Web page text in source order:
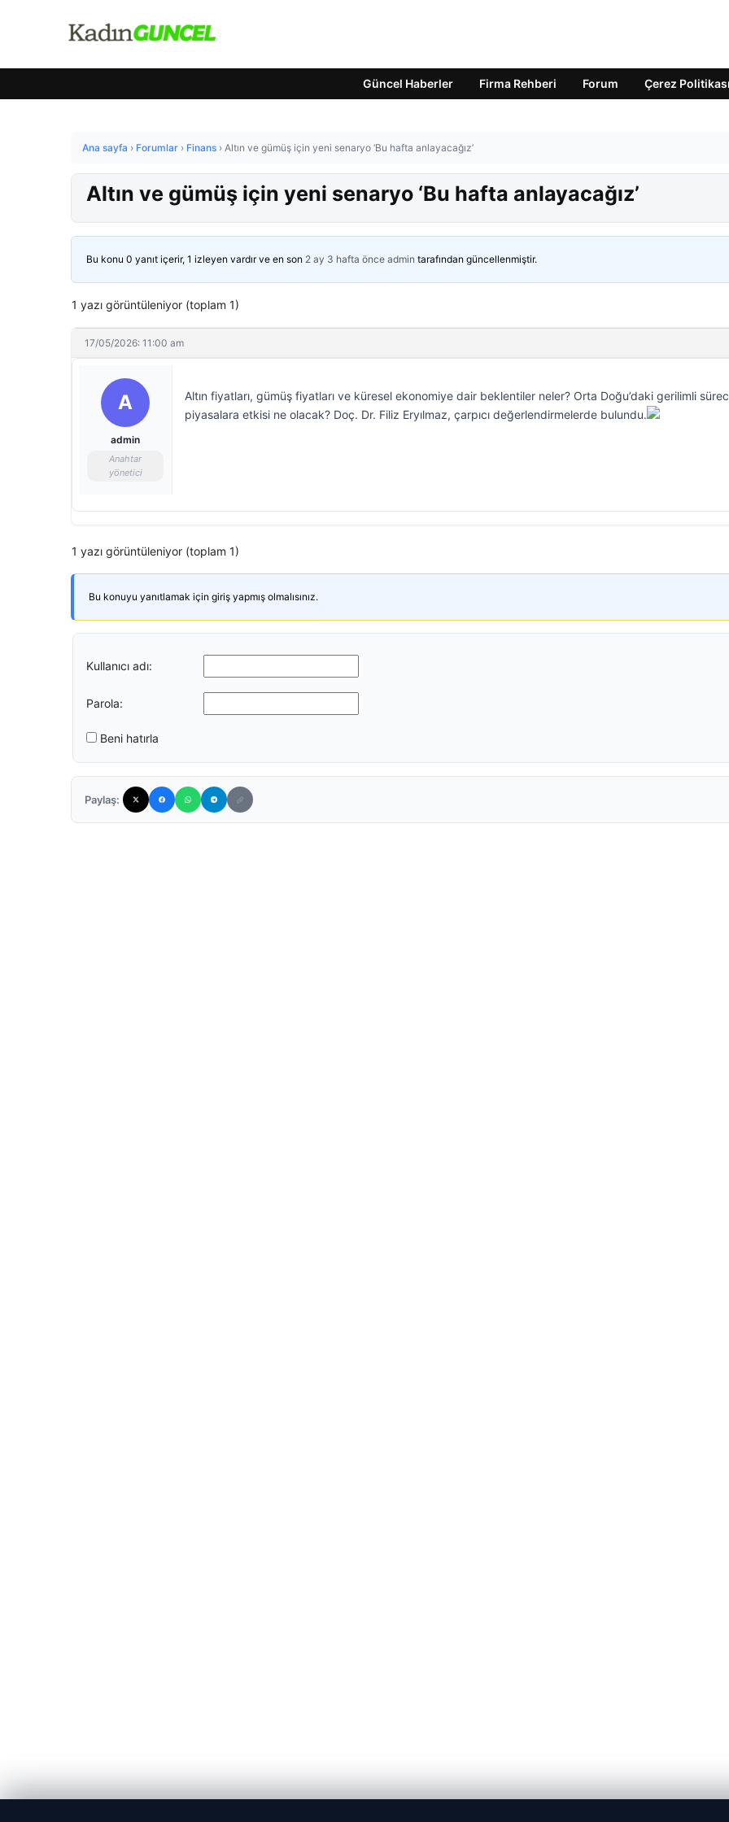
Güncel Haberler Firma Rehberi Forum Çerez Politikası
Ana sayfa › Forumlar › Finans › Altın ve gümüş için yeni senaryo ‘Bu hafta anlayacağız’
Altın ve gümüş için yeni senaryo ‘Bu hafta anlayacağız’
Bu konu 0 yanıt içerir, 1 izleyen vardır ve en son 2 ay 3 hafta önce admin tarafından güncellenmiştir.
1 yazı görüntüleniyor (toplam 1)
17/05/2026: 11:00 am
A
admin
Anahtar
yönetici
Altın fiyatları, gümüş fiyatları ve küresel ekonomiye dair beklentiler neler? Orta Doğu’daki gerilimli
piyasalara etkisi ne olacak? Doç. Dr. Filiz Eryılmaz, çarpıcı değerlendirmelerde bulundu.
1 yazı görüntüleniyor (toplam 1)
Bu konuyu yanıtlamak için giriş yapmış olmalısınız.
Kullanıcı adı:
Parola:
Beni hatırla
Paylaş: